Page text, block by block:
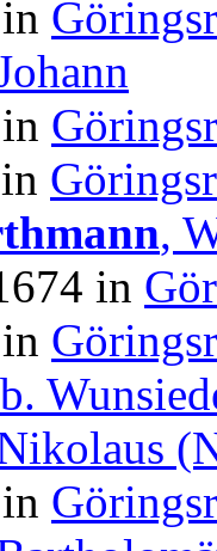
,
in